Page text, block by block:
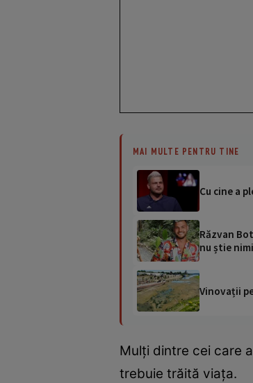
MAI MULTE PENTRU TINE
Cu cine a
Răzvan
nu știe
Vinovații
Mulți dintre cei care
trebuie trăită viața.